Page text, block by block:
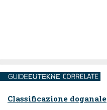
Classificazione doganale